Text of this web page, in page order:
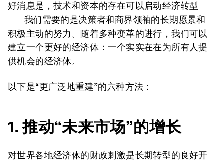
好消息是，技术和资本的存在可以启动经济转型
——我们需要的是决策者和商界领袖的长期愿景和
积极主动的努力。随着多种变革的进行，我们可以
建立一个更好的经济体：一个实实在在为所有人提
供机会的经济体。
以下是“更广泛地重建”的六种方法：
1. 推动“未来市场”的增长
对世界各地经济体的财政刺激是长期转型的良好开